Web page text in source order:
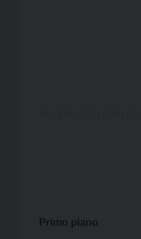
Primo piano